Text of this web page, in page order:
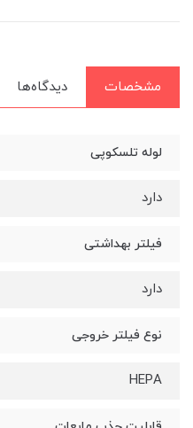
مشخصات دیدگاه‌ها
لوله تلسکوپی
دارد
فیلتر بهداشتی
دارد
نوع فیلتر خروجی
HEPA